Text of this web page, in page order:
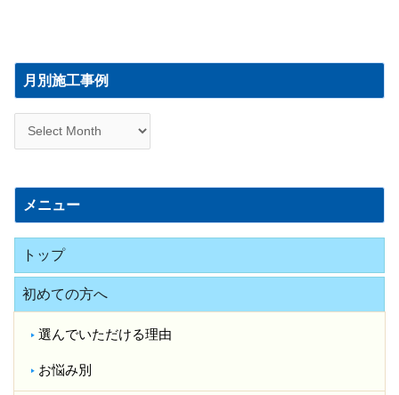
月別施工事例
施
事
メニュー
トップ
初めての方へ
選んでいただける理由
お悩み別